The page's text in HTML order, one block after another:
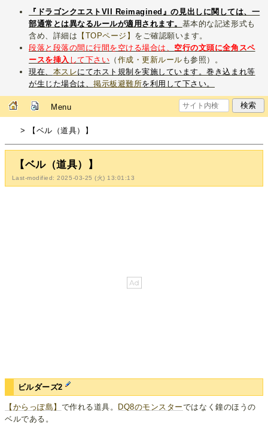
『ドラゴンクエストVII Reimagined』の見出しに関しては、一
部通常とは異なるルールが適用されます。 基本的な記述形式も
含め、詳細は 【TOPページ】 をご確認願います。
段落と段落の間に行間を空ける場合は、 空行の文頭に全角スペ
ースを挿入 して下さい （ 作成・更新ルール も参照）。
現在、 本スレにてホスト規制を実施しています。巻き込まれ等
が生じた場合は、掲示板避難所を利用して下さい。
Menu
> 【ベル（道具）】
【ベル（道具）】
Last-modified: 2025-03-25 (火) 13:01:13
ビルダーズ2
【からっぽ島】 で作れる道具。 DQ8のモンスターではなく鐘のほうの
ベルである。